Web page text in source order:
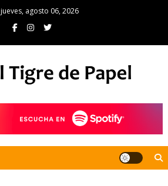
jueves, agosto 06, 2026